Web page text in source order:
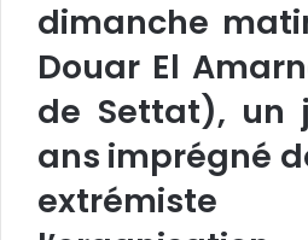
dimanche
Douar El
de Settat), un
ans imprégné